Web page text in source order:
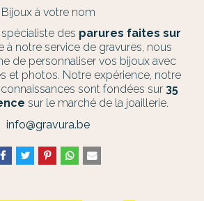
Bijoux à votre nom
des parures faites sur
à notre service de gravures, nous
de personnaliser vos bijoux avec
et photos. Notre expérience, notre
sont fondées sur 35
sur le marché de la joaillerie.
info@gravura.be